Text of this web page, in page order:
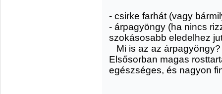
- csirke farhát (vagy
- árpagyöngy (ha nincs
szokásosabb eledelhez
Mi is az az
Elsősorban magas
egészséges, és nagyon